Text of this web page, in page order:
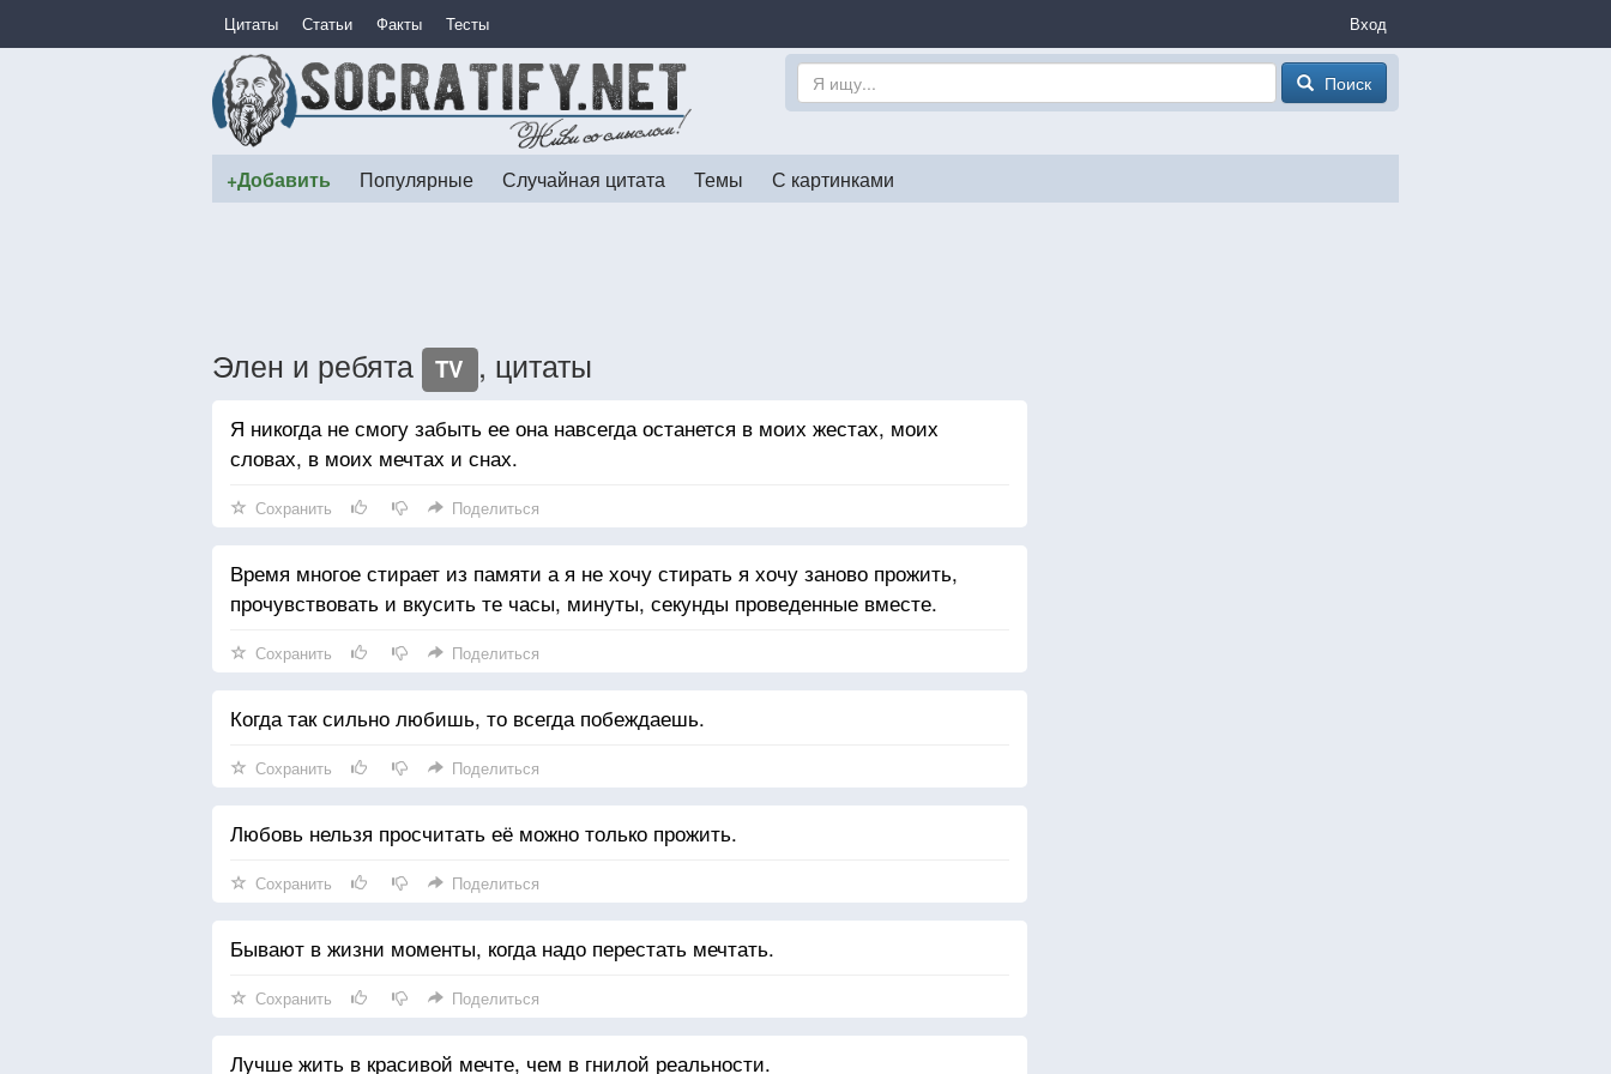
Цитаты Статьи Факты Тесты Вход
Поиск
+Добавить Популярные Случайная цитата Темы С картинками
Элен и ребята TV , цитаты
Я никогда не смогу забыть ее она навсегда останется в моих жестах, моих
словах, в моих мечтах и снах.
Сохранить Поделиться
Время многое стирает из памяти а я не хочу стирать я хочу заново прожить,
прочувствовать и вкусить те часы, минуты, секунды проведенные вместе.
Сохранить Поделиться
Когда так сильно любишь, то всегда побеждаешь.
Сохранить Поделиться
Любовь нельзя просчитать её можно только прожить.
Сохранить Поделиться
Бывают в жизни моменты, когда надо перестать мечтать.
Сохранить Поделиться
Лучше жить в красивой мечте, чем в гнилой реальности.